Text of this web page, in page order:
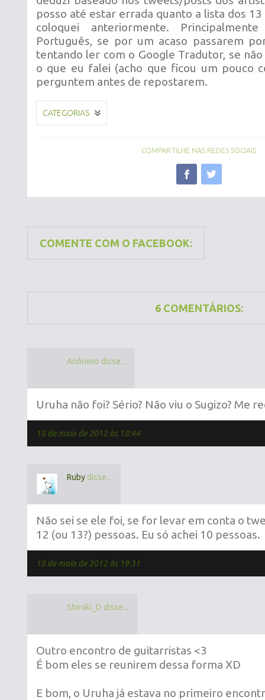
posso até estar errada quanto a lista dos
coloquei anteriormente.
Português, se por um acaso passarem
tentando ler com o Google Tradutor, se
o que eu falei (acho que ficou um pouco
perguntem antes de repostarem.
CATEGORIAS
COMPARTILHE NAS REDES SOCIAIS
COMENTE COM O FACEBOOK:
6 COMENTÁRIOS:
Anônimo disse...
Uruha não foi? Sério? Não viu o Sugizo? Me
18 de maio de 2012 às 18:44
Ruby disse...
Não sei se ele foi, se for levar em conta o
12 (ou 13?) pessoas. Eu só achei 10 pessoas.
18 de maio de 2012 às 19:31
Shiroki_D disse...
Outro encontro de guitarristas <3
É bom eles se reunirem dessa forma XD
E bom, o Uruha já estava no primeiro